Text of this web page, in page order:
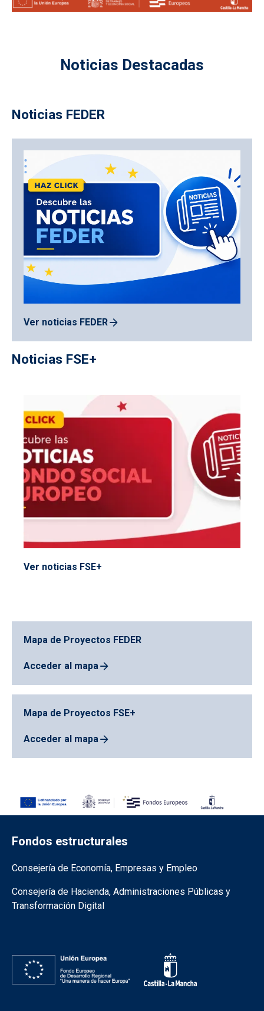
Noticias Destacadas
Noticias FEDER
Ver noticias FEDER
Noticias FSE+
Ver noticias FSE+
Mapa de Proyectos FEDER
Acceder al mapa
Mapa de Proyectos FSE+
Acceder al mapa
Fondos estructurales
Información de la institución
Consejería de Economía, Empresas y Empleo
Consejería de Hacienda, Administraciones Públicas y
Transformación Digital